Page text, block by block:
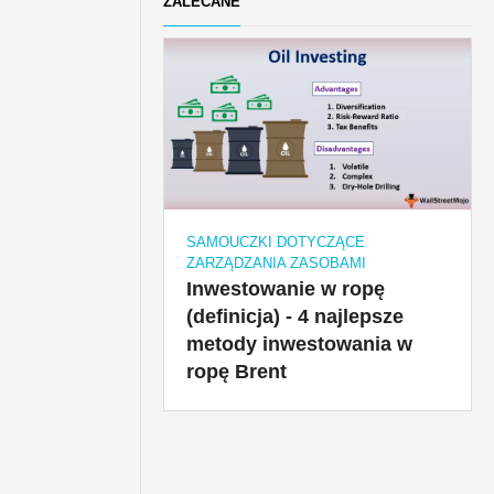
SAMOUCZKI DOTYCZĄCE
ZARZĄDZANIA ZASOBAMI
Inwestowanie w ropę
(definicja) - 4 najlepsze
metody inwestowania w
ropę Brent